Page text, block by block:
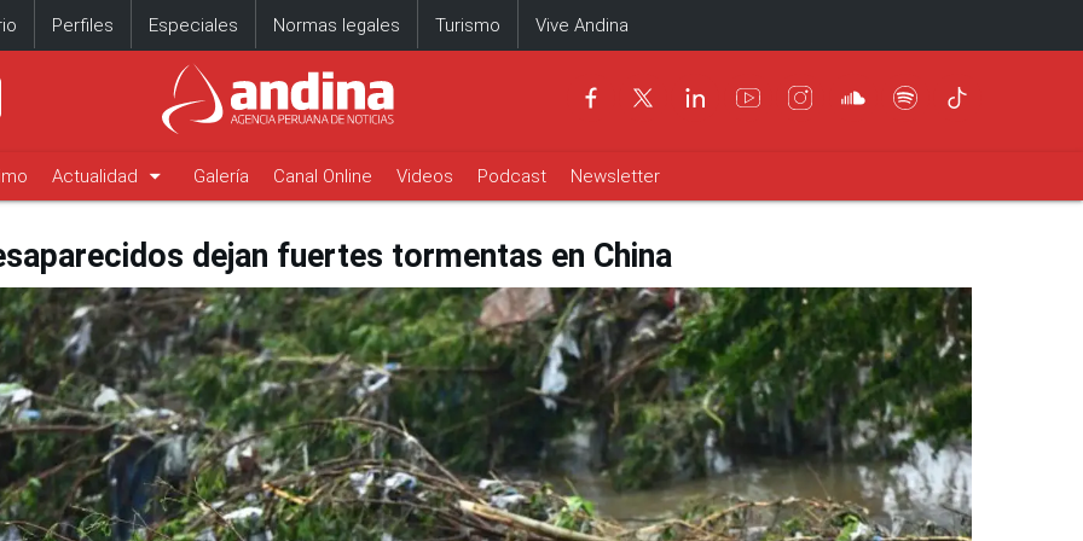
Perfiles Especiales Normas legales Turismo Vive Andina
Actualidad arrow_drop_down Galería Canal Online Videos Podcast Newsletter
dejan fuertes tormentas en China